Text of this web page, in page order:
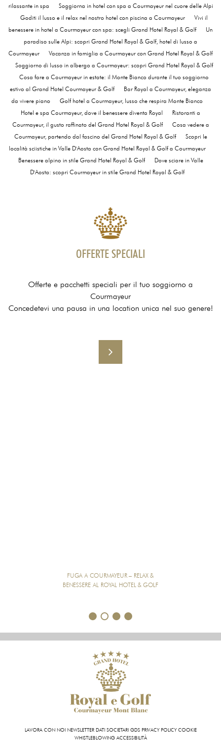
rilassante in spa
Soggiorna in hotel con spa a Courmayeur nel cuore delle Alpi
Goditi il lusso e il relax nel nostro hotel con piscina a Courmayeur
Vivi il
benessere in hotel a Courmayeur con spa: scegli Grand Hotel Royal & Golf
Un
paradiso sulle Alpi: scopri Grand Hotel Royal & Golf, hotel di lusso a
Courmayeur
Vacanza in famiglia a Courmayeur con Grand Hotel Royal & Golf
Soggiorno di lusso in albergo a Courmayeur: scopri Grand Hotel Royal & Golf
Cosa fare a Courmayeur in estate: il Monte Bianco durante il tuo soggiorno
estivo al Grand Hotel Courmayeur & Golf
Bar Royal a Courmayeur, eleganza
da vivere piano
Golf hotel a Courmayeur, lusso che respira Monte Bianco
Hotel e spa Courmayeur, dove il benessere diventa Royal
Ristoranti a
Courmayeur, il gusto raffinato del Grand Hotel Royal & Golf
Cosa vedere a
Courmayeur, partendo dal fascino del Grand Hotel Royal & Golf
Scopri le
località sciistiche in Valle D'Aosta con Grand Hotel Royal & Golf a Courmayeur
Benessere alpino in stile Grand Hotel Royal & Golf
Dove sciare in Valle
D'Aosta: scopri Courmayeur in stile Grand Hotel Royal & Golf
OFFERTE SPECIALI
Offerte e pacchetti speciali per il tuo soggiorno a
Courmayeur
Concedetevi una pausa in una location unica nel suo genere!
FUGA A COURMAYEUR – RELAX &
BENESSERE AL ROYAL HOTEL & GOLF
2
LAVORA CON NOI NEWSLETTER DATI SOCIETARI GDS PRIVACY POLICY COOKIE
WHISTLEBLOWING ACCESSIBILITÀ